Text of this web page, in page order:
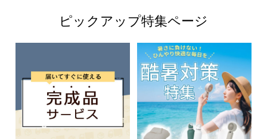
ピックアップ特集ページ